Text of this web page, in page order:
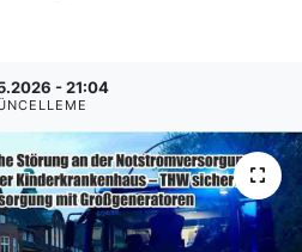
- 21:04